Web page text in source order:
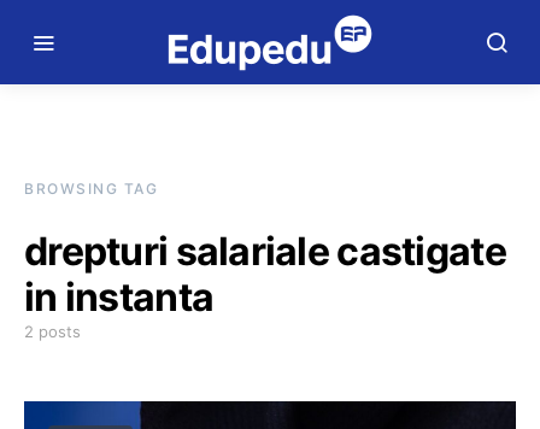
BROWSING TAG
drepturi salariale castigate
in instanta
2 posts